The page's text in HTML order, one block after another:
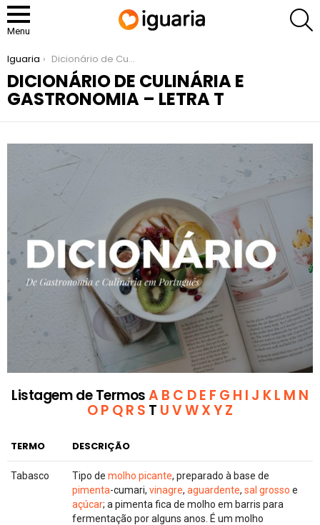
Menu
You are here:
Iguaria Dicionário de Culinária e Gastronomia – Letra T
DICIONÁRIO DE CULINÁRIA E
GASTRONOMIA – LETRA T
Listagem de TermosA B C D E F G H I J K L M N
OP Q R S T UVW XY Z
TERMO DESCRIÇÃO
Tabasco Tipo de molho picante, preparado à base de
pimenta-cumari, vinagre, aguardente, sal grosso e
açúcar; a pimenta fica de molho em barris para
fermentação por alguns anos. É um molho